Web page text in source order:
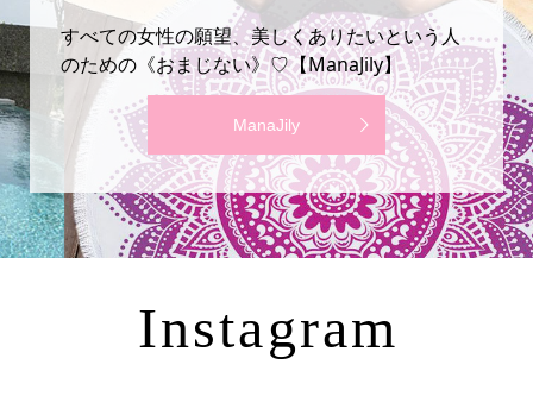
すべての女性の願望、美しくありたいという人
のための《おまじない》♡【ManaJily】
ManaJily
Instagram